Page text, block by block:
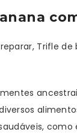
Trifle
como